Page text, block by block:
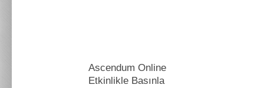
Ascendum Online
Etkinlikle Basınla